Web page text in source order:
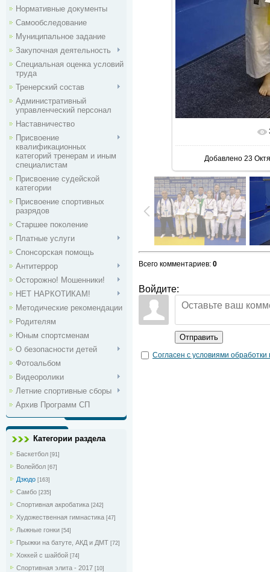
Нормативные документы
Самообследование
Муниципальное задание
Закупочная деятельность
Специальная оценка условий
труда
Тренерский состав
Административный
управленческий персонал
Наставничество
Присвоение
квалификационных
категорий тренерам и иным
специалистам
Присвоение судейской
категории
Присвоение спортивных
разрядов
Старшее поколение
Платные услуги
Спонсорская помощь
Антитеррор
Осторожно! Мошенники!
НЕТ НАРКОТИКАМ!
Методические рекомендации
Родителям
Юным спортсменам
О безопасности детей
Фотоальбом
Видеоролики
Летние спортивные сборы
Архив Программ СП
Категории раздела
Баскетбол [91]
Волейбол [67]
Дзюдо [163]
Самбо [235]
Спортивная акробатика [242]
Художественная гимнастика [47]
Лыжные гонки [54]
Прыжки на батуте, АКД и ДМТ [72]
Хоккей с шайбой [74]
Спортивная элита - 2017 [10]
В
Добавлено 23
Всего комментариев: 0
Войдите:
Отправить
Согласен с условиями